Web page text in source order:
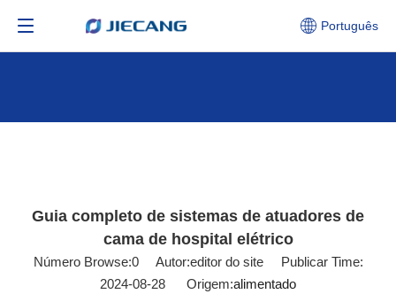
Português
Guia completo de sistemas de atuadores de
cama de hospital elétrico
Número Browse:0Autor:editor do site Publicar Time:
2024-08-28 Origem:alimentado